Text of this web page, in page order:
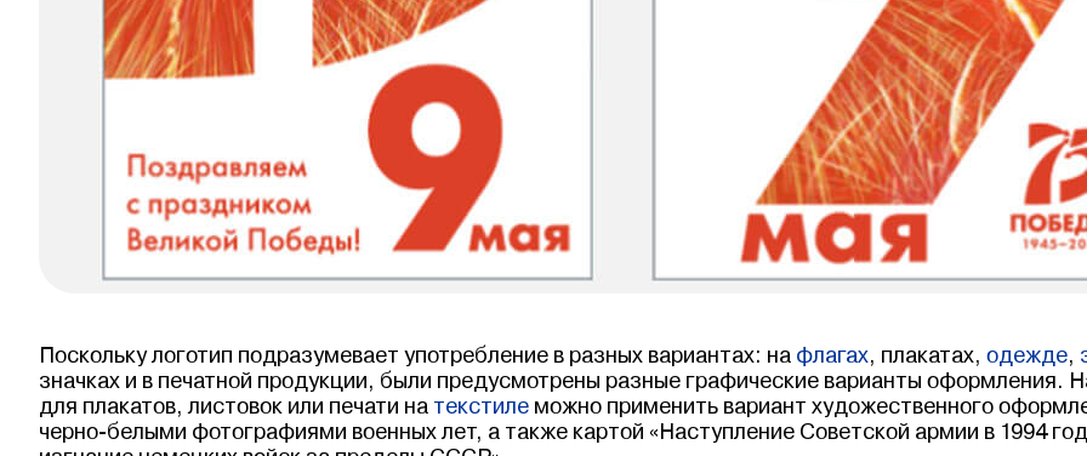
Поскольку логотип подразумевает употребление в разных вариантах: на флагах, плакатах, одежде,
значках и в печатной продукции, были предусмотрены разные графические варианты оформления.
для плакатов, листовок или печати на текстиле можно применить вариант художественного
черно-белыми фотографиями военных лет, а также картой «Наступление Советской армии в 1994